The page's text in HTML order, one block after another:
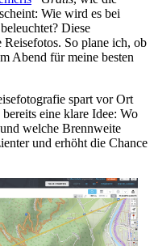
Wie wird es bei
Diese
So plane ich, ob
Abend für meine besten
spart vor Ort
eine klare Idee: Wo
welche Brennweite
und erhöht die Chance